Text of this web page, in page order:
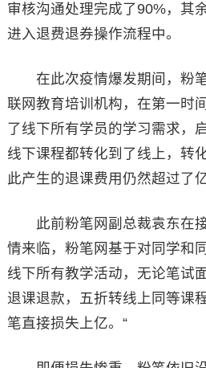
审核沟通处理完成了90%，其
进入退费退券操作流程中。
在此次疫情爆发期间，粉笔
联网教育培训机构，在第一时
了线下所有学员的学习需求，
线下课程都转化到了线上，转
此产生的退课费用仍然超过了亿
此前粉笔网副总裁袁东在接
情来临，粉笔网基于对同学和
线下所有教学活动，无论笔试
退课退款，五折转线上同等课
笔直接损失上亿。“